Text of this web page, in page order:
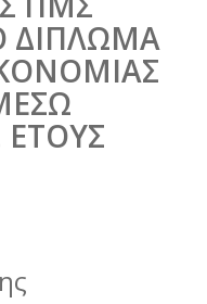
ΔΙΠΛΩΜΑ
ΕΤΟΥΣ